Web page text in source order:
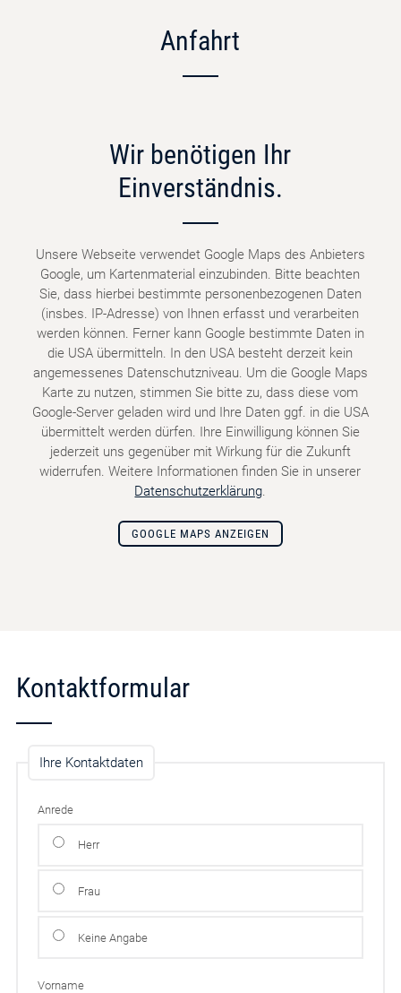
Anfahrt
Wir benötigen Ihr
Einverständnis.
Unsere Webseite verwendet Google Maps des Anbieters
Google, um Kartenmaterial einzubinden. Bitte beachten
Sie, dass hierbei bestimmte personenbezogenen Daten
(insbes. IP-Adresse) von Ihnen erfasst und verarbeiten
werden können. Ferner kann Google bestimmte Daten in
die USA übermitteln. In den USA besteht derzeit kein
angemessenes Datenschutzniveau. Um die Google Maps
Karte zu nutzen, stimmen Sie bitte zu, dass diese vom
Google-Server geladen wird und Ihre Daten ggf. in die USA
übermittelt werden dürfen. Ihre Einwilligung können Sie
jederzeit uns gegenüber mit Wirkung für die Zukunft
widerrufen. Weitere Informationen finden Sie in unserer
Datenschutzerklärung.
GOOGLE MAPS ANZEIGEN
Kontaktformular
Ihre Kontaktdaten
Anrede
Herr
Frau
Keine Angabe
Vorname